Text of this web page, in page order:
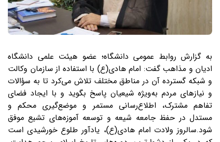
به گزارش روابط عمومی دانشگاه؛ عضو هیئت علمی دانشگاه
ادیان و مذاهب گفت: امام هادی(ع) با استفاده از سازمان وکالت
و شبکه گسترده آن در مناطق مختلف تلاش می‌کرد تا به سؤالات
و نیازهای مردم به‌ویژه شیعیان پاسخ بگوید و با ایجاد فضای
تفاهم مشترک، اطلاع‌رسانی مستمر و موضع‌گیری محکم و
مستدل در حفظ جامعه شیعه و توسعه آموزه‌های تشیع موفق
شود.سالروز ولادت امام هادی(ع)، یادآور طلوع خورشیدی است